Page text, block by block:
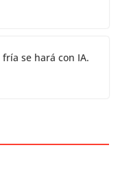
se hará con IA.